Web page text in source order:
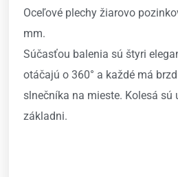
Oceľové plechy žiarovo
mm.
Súčasťou balenia sú štyri
otáčajú o 360° a každé má
slnečníka na mieste. Kolesá sú
základni.